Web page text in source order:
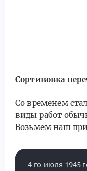
Сортивовка
Со временем
виды работ
Возьмем наш
4-го июля 1945